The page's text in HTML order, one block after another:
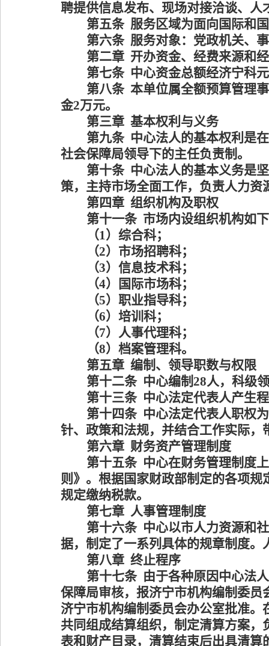
聘提供信息发布、现场对接洽谈、
第五条 服务区域为面向国际和
第六条 服务对象：党政机关、
第二章 开办资金、经费来源和
第七条 中心资金总额经济宁科
第八条 本单位属全额预算管理
金2万元。
第三章 基本权利与义务
第九条 中心法人的基本权利是
社会保障局领导下的主任负责制。
第十条 中心法人的基本义务是
策，主持市场全面工作，负责人力
第四章 组织机构及职权
第十一条 市场内设组织机构如
（1）综合科；
（2）市场招聘科；
（3）信息技术科；
（4）国际市场科；
（5）职业指导科；
（6）培训科；
（7）人事代理科；
（8）档案管理科。
第五章 编制、领导职数与权限
第十二条 中心编制28人，科级
第十三条 中心法定代表人产生
第十四条 中心法定代表人职权
针、政策和法规，并结合工作实际
第六章 财务资产管理制度
第十五条 中心在财务管理制度
则》。根据国家财政部制定的各项
规定缴纳税款。
第七章 人事管理制度
第十六条 中心以市人力资源和
据，制定了一系列具体的规章制度
第八章 终止程序
第十七条 由于各种原因中心法
保障局审核，报济宁市机构编制委
济宁市机构编制委员会办公室批准
共同组成结算组织，制定清算方案
表和财产目录，清算结束后出具清